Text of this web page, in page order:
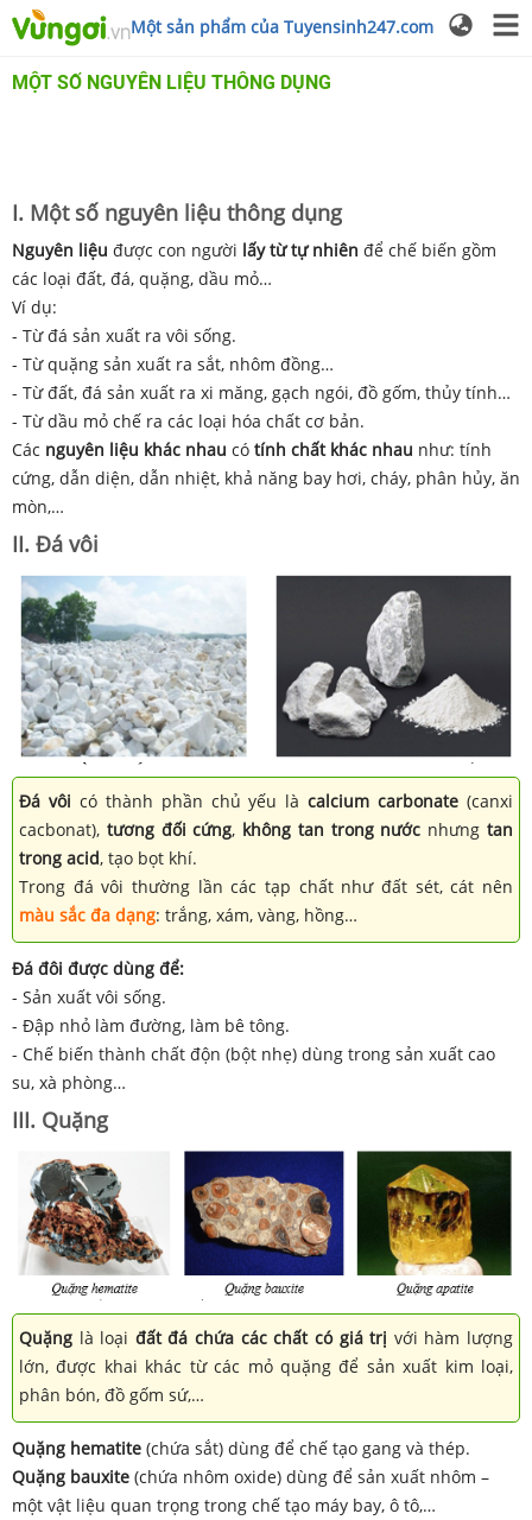
Một sản phẩm của Tuyensinh247.com
MỘT SỐ NGUYÊN LIỆU THÔNG DỤNG
I. Một số nguyên liệu thông dụng
Nguyên liệu được con người lấy từ tự nhiên để chế biến gồm
các loại đất, đá, quặng, dầu mỏ…
Ví dụ:
- Từ đá sản xuất ra vôi sống.
- Từ quặng sản xuất ra sắt, nhôm đồng…
- Từ đất, đá sản xuất ra xi măng, gạch ngói, đồ gốm, thủy tính…
- Từ dầu mỏ chế ra các loại hóa chất cơ bản.
Các nguyên liệu khác nhau có tính chất khác nhau như: tính
cứng, dẫn diện, dẫn nhiệt, khả năng bay hơi, cháy, phân hủy, ăn
mòn,…
II. Đá vôi
Đá vôi có thành phần chủ yếu làcalcium carbonate (canxi
cacbonat), tương đối cứng, không tan trong nước nhưngtan
trong acid, tạo bọt khí.
Trong đá vôi thường lần các tạp chất như đất sét, cát nên
màu sắc đa dạng: trắng, xám, vàng, hồng…
Đá đôi được dùng để:
- Sản xuất vôi sống.
- Đập nhỏ làm đường, làm bê tông.
- Chế biến thành chất độn (bột nhẹ) dùng trong sản xuất cao
su, xà phòng…
III. Quặng
Quặng là loại đất đá chứa các chất có giá trị với hàm lượng
lớn, được khai khác từ các mỏ quặng để sản xuất kim loại,
phân bón, đồ gốm sứ,…
Quặng hematite (chứa sắt) dùng để chế tạo gang và thép.
Quặng bauxite (chứa nhôm oxide) dùng để sản xuất nhôm –
một vật liệu quan trọng trong chế tạo máy bay, ô tô,…